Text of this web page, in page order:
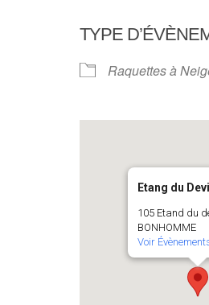
TYPE
Raquettes à
Etang du
105 Etand du
BONHOMME
Voir